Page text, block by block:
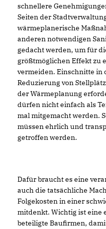
schnellere
Seiten der
wärmeplanerische
anderen notwendigen
gedacht werden, um für
größtmöglichen Effekt zu
vermeiden. Einschnitte in
Reduzierung von
der Wärmeplanung
dürfen nicht einfach als
mal mitgemacht werden.
müssen ehrlich und
getroffen werden.
Dafür braucht es eine
auch die tatsächliche
Folgekosten in einer
mitdenkt. Wichtig ist eine
beteiligte Baufirmen,